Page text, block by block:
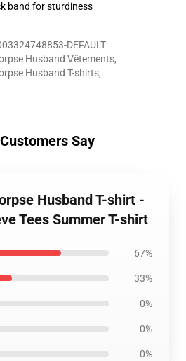
band for sturdiness
DEFAULT
Husband Vêtements,
Husband T-shirts,
Say
Husband T-shirt -
Tees Summer T-shirt
67%
33%
0%
0%
0%